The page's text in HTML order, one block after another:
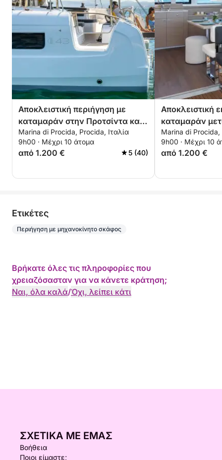
Αποκλειστική περιήγηση με
καταμαράν στην Προτσίντα και
την Ίσκια
Marina di Procida, Procida, Ιταλία
9h00 · Μέχρι 10 άτομα
από 1.200 € 5 (40)
Αποκλειστική
καταμαράν
Submerged Bay
Marina di Procida,
9h00 · Μέχρι 10
από 1.200 €
Eτικέτες
Περιήγηση με μηχανοκίνητο σκάφος
Βρήκατε όλες τις πληροφορίες που
χρειαζόσασταν για να κάνετε κράτηση;
Ναι, όλα καλά/Όχι, λείπει κάτι
ΣΧΕΤΙΚΆ ΜΕ ΕΜΆΣ
Βοήθεια
Ποιοι είμαστε;